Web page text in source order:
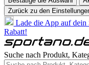
Zurück zu den
Lade die App auf dein
Rabatt!
Suche nach Produkt,